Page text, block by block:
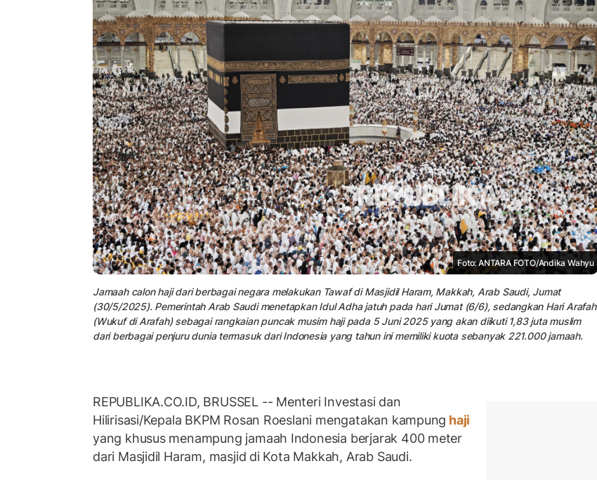
Foto: ANTARA FOTO/Andika Wahyu
Jamaah calon haji dari berbagai negara melakukan Tawaf di Masjidil Haram, Makkah, Arab Saudi, Jumat
(30/5/2025). Pemerintah Arab Saudi menetapkan Idul Adha jatuh pada hari Jumat (6/6), sedangkan Hari Arafah
(Wukuf di Arafah) sebagai rangkaian puncak musim haji pada 5 Juni 2025 yang akan diikuti 1,83 juta muslim
dari berbagai penjuru dunia termasuk dari Indonesia yang tahun ini memiliki kuota sebanyak 221.000 jamaah.
REPUBLIKA.CO.ID, BRUSSEL -- Menteri Investasi dan
Hilirisasi/Kepala BKPM Rosan Roeslani mengatakan kampung haji
yang khusus menampung jamaah Indonesia berjarak 400 meter
dari Masjidil Haram, masjid di Kota Makkah, Arab Saudi.